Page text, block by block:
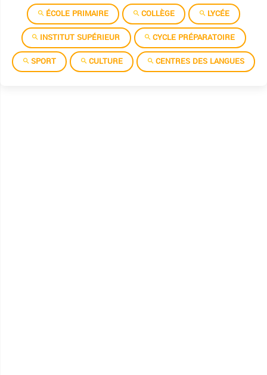
ÉCOLE PRIMAIRE COLLÈGE
LYCÉE
INSTITUT SUPÉRIEUR
CYCLE PRÉPARATOIRE
SPORT
CULTURE CENTRES DES LANGUES